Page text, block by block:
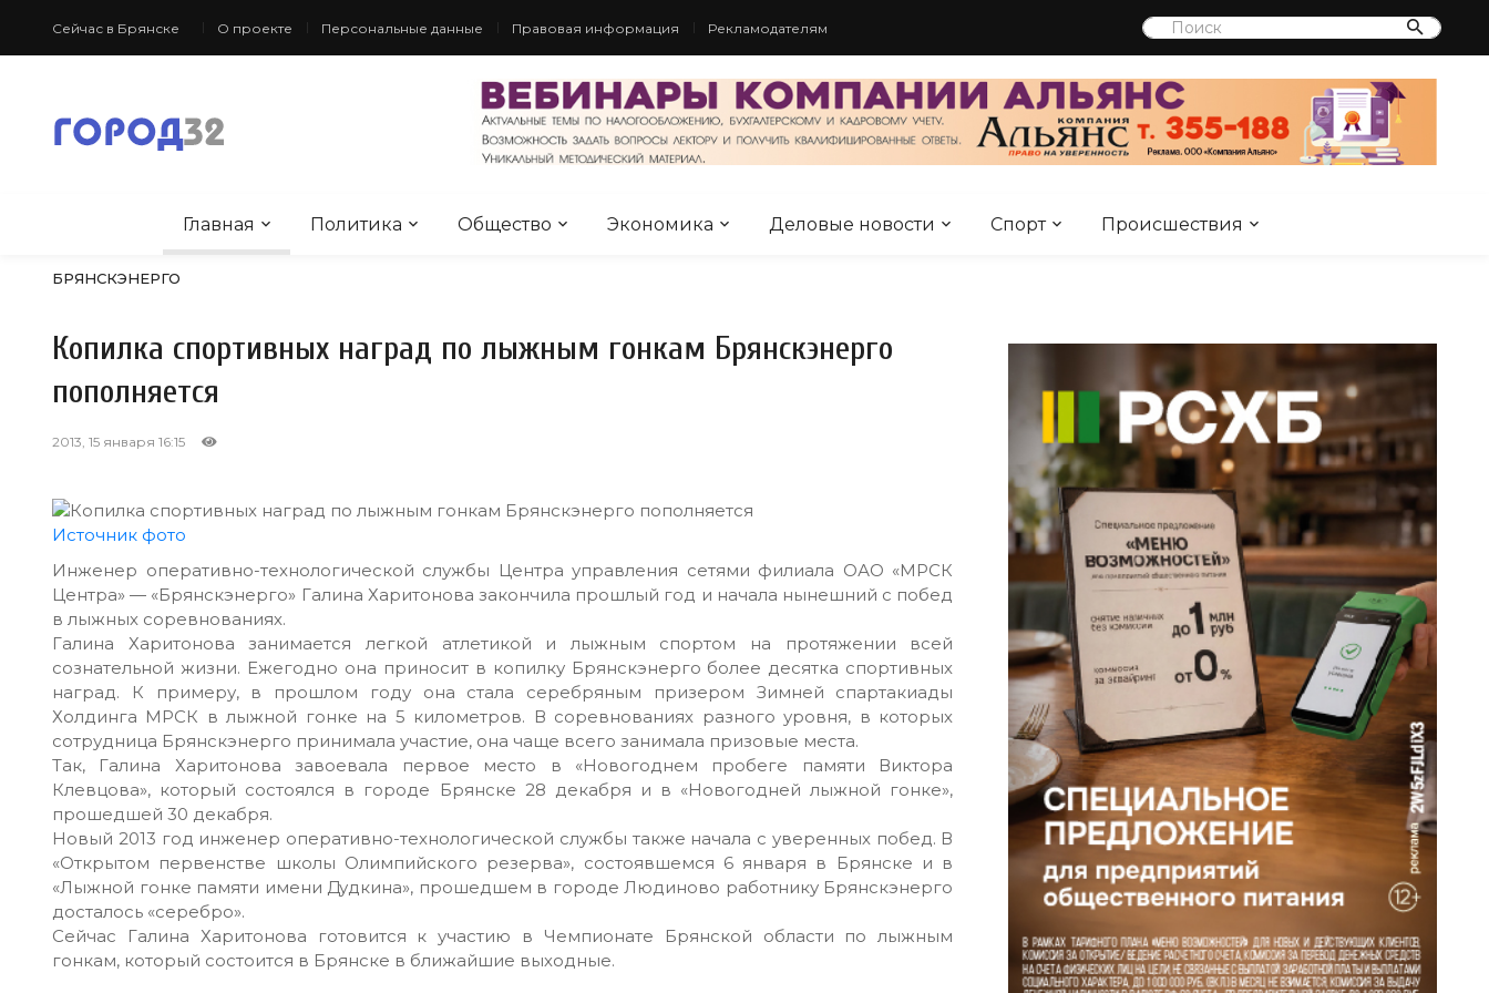
Сейчас в Брянске О проекте Персональные данные Правовая информация Рекламодателям
Главная Политика Общество Экономика Деловые новости Спорт Происшествия
БРЯНСКЭНЕРГО
Копилка спортивных наград по лыжным гонкам Брянскэнерго
пополняется
2013, 15 января 16:15
Источник фото
Инженер оперативно-технологической службы Центра управления сетями филиала ОАО «МРСК
Центра» — «Брянскэнерго» Галина Харитонова закончила прошлый год и начала нынешний с побед
в лыжных соревнованиях.
Галина Харитонова занимается легкой атлетикой и лыжным спортом на протяжении всей
сознательной жизни. Ежегодно она приносит в копилку Брянскэнерго более десятка спортивных
наград. К примеру, в прошлом году она стала серебряным призером Зимней спартакиады
Холдинга МРСК в лыжной гонке на 5 километров. В соревнованиях разного уровня, в которых
сотрудница Брянскэнерго принимала участие, она чаще всего занимала призовые места.
Так, Галина Харитонова завоевала первое место в «Новогоднем пробеге памяти Виктора
Клевцова», который состоялся в городе Брянске 28 декабря и в «Новогодней лыжной гонке»,
прошедшей 30 декабря.
Новый 2013 год инженер оперативно-технологической службы также начала с уверенных побед. В
«Открытом первенстве школы Олимпийского резерва», состоявшемся 6 января в Брянске и в
«Лыжной гонке памяти имени Дудкина», прошедшем в городе Людиново работнику Брянскэнерго
досталось «серебро».
Сейчас Галина Харитонова готовится к участию в Чемпионате Брянской области по лыжным
гонкам, который состоится в Брянске в ближайшие выходные.